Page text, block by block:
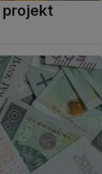
projekt